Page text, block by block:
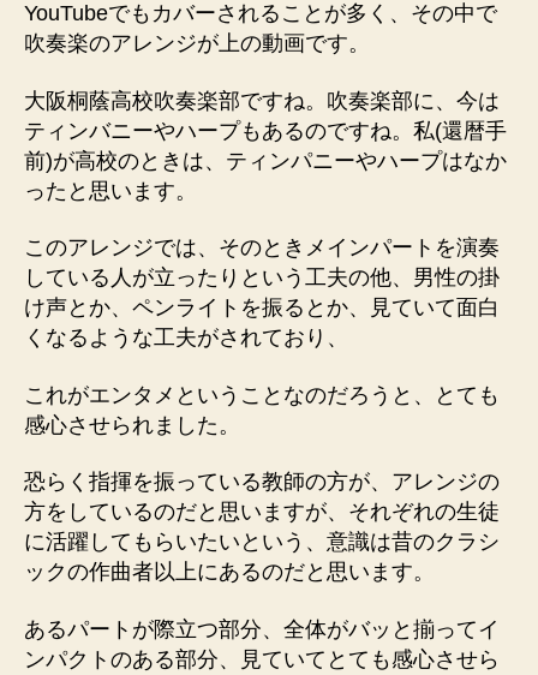
YouTubeでもカバーされることが多く、その中で
吹奏楽のアレンジが上の動画です。
大阪桐蔭高校吹奏楽部ですね。吹奏楽部に、今は
ティンバニーやハープもあるのですね。私(還暦手
前)が高校のときは、ティンパニーやハープはなか
ったと思います。
このアレンジでは、そのときメインパートを演奏
している人が立ったりという工夫の他、男性の掛
け声とか、ペンライトを振るとか、見ていて面白
くなるような工夫がされており、
これがエンタメということなのだろうと、とても
感心させられました。
恐らく指揮を振っている教師の方が、アレンジの
方をしているのだと思いますが、それぞれの生徒
に活躍してもらいたいという、意識は昔のクラシ
ックの作曲者以上にあるのだと思います。
あるパートが際立つ部分、全体がバッと揃ってイ
ンパクトのある部分、見ていてとても感心させら